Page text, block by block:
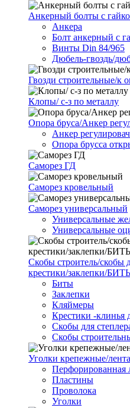
Анкерный болты с
Анкера
Болт анкерный с
Винты Din 84/965
Дюбель-гвоздь/
Гвозди строительные/к
Клопы/ с-з по металлу
Опора бруса/Анкер
Анкер
Опора брусса
Саморез ГД
Саморез кровельный
Саморез универсальный
Универсальные
Универсальные
Скобы строитель/скобы
крестики/заклепки/
Биты
Заклепки
Кляймеры
Крестики -клинья
Скобы для
Скобы
Уголки крепежные/
Перфорированная
Пластины
Проволока
Уголки